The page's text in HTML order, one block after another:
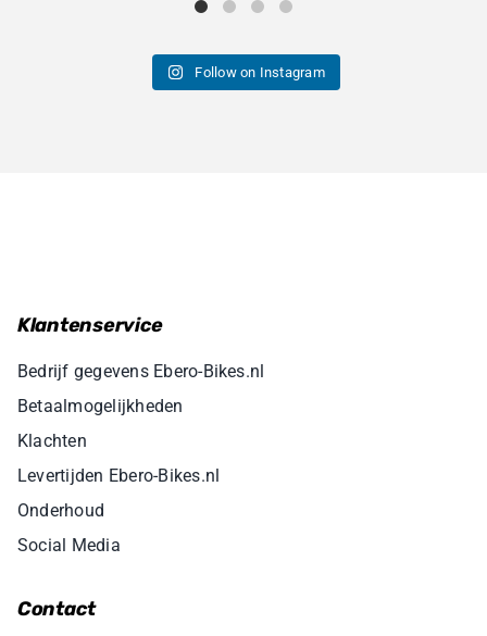
Follow on Instagram
Klantenservice
Bedrijf gegevens Ebero-Bikes.nl
Betaalmogelijkheden
Klachten
Levertijden Ebero-Bikes.nl
Onderhoud
Social Media
Contact